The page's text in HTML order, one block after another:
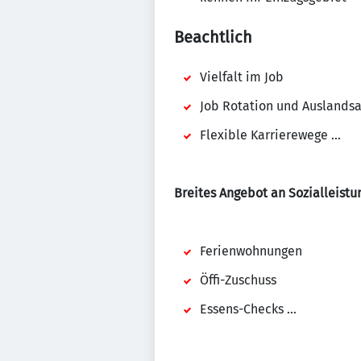
Beachtlich
Vielfalt im Job
Job Rotation und
Flexible Karrierewege ...
Breites Angebot an
Ferienwohnungen
Öffi-Zuschuss
Essens-Checks ...